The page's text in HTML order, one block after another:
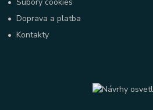
•Súbory cookies
•Doprava a platba
•Kontakty